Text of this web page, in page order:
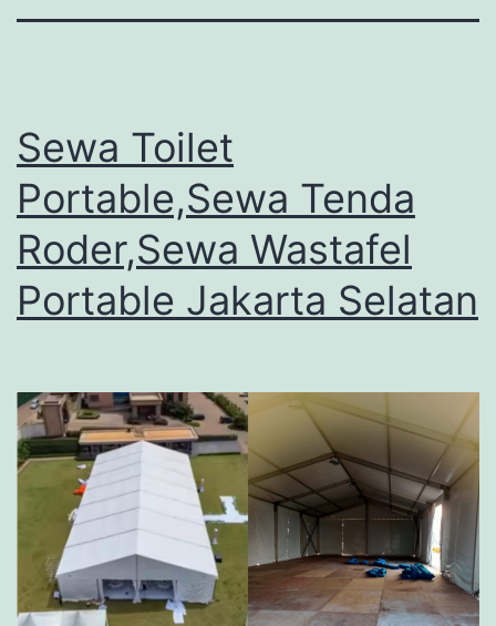
Sewa Toilet
Portable,Sewa Tenda
Roder,Sewa Wastafel
Portable Jakarta Selatan